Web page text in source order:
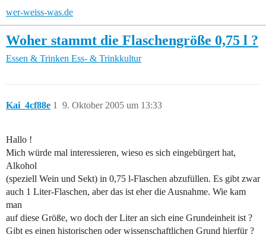
wer-weiss-was.de
Woher stammt die Flaschengröße 0,75 l ?
Essen & Trinken Ess- & Trinkkultur
Kai_4cf88e 9. Oktober 2005 um 13:33
1
Hallo !
Mich würde mal interessieren, wieso es sich eingebürgert hat,
Alkohol
(speziell Wein und Sekt) in 0,75 l-Flaschen abzufüllen. Es gibt zwar
auch 1 Liter-Flaschen, aber das ist eher die Ausnahme. Wie kam
man
auf diese Größe, wo doch der Liter an sich eine Grundeinheit ist ?
Gibt es einen historischen oder wissenschaftlichen Grund hierfür ?